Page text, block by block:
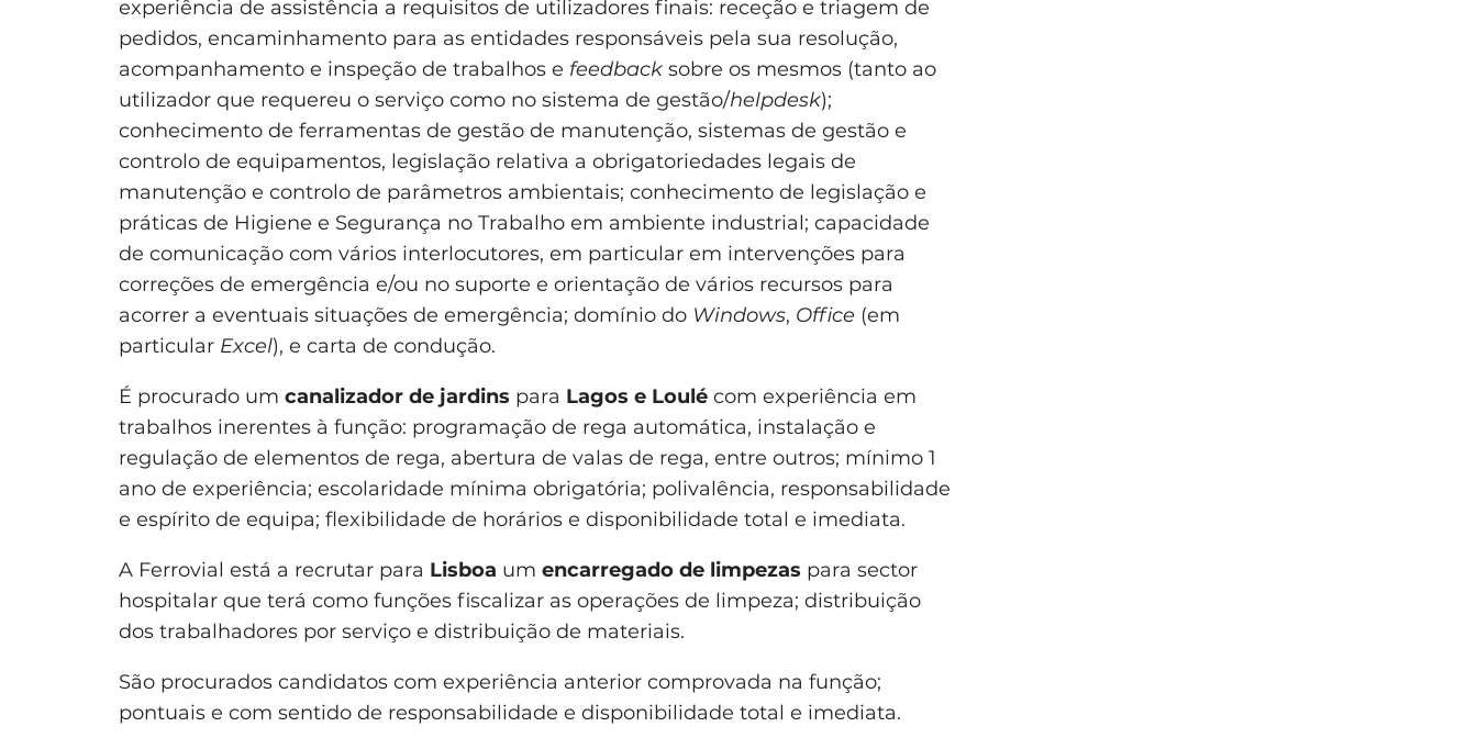
experiência de assistência a requisitos de utilizadores finais: receção e triagem de
pedidos, encaminhamento para as entidades responsáveis pela sua resolução,
acompanhamento e inspeção de trabalhos e feedback sobre os mesmos (tanto ao
utilizador que requereu o serviço como no sistema de gestão/helpdesk);
conhecimento de ferramentas de gestão de manutenção, sistemas de gestão e
controlo de equipamentos, legislação relativa a obrigatoriedades legais de
manutenção e controlo de parâmetros ambientais; conhecimento de legislação e
práticas de Higiene e Segurança no Trabalho em ambiente industrial; capacidade
de comunicação com vários interlocutores, em particular em intervenções para
correções de emergência e/ou no suporte e orientação de vários recursos para
acorrer a eventuais situações de emergência; domínio do Windows, Office (em
particular Excel), e carta de condução.
É procurado um canalizador de jardins para Lagos e Loulé com experiência em
trabalhos inerentes à função: programação de rega automática, instalação e
regulação de elementos de rega, abertura de valas de rega, entre outros; mínimo 1
ano de experiência; escolaridade mínima obrigatória; polivalência, responsabilidade
e espírito de equipa; flexibilidade de horários e disponibilidade total e imediata.
A Ferrovial está a recrutar para Lisboa um encarregado de limpezas para sector
hospitalar que terá como funções fiscalizar as operações de limpeza; distribuição
dos trabalhadores por serviço e distribuição de materiais.
São procurados candidatos com experiência anterior comprovada na função;
pontuais e com sentido de responsabilidade e disponibilidade total e imediata.